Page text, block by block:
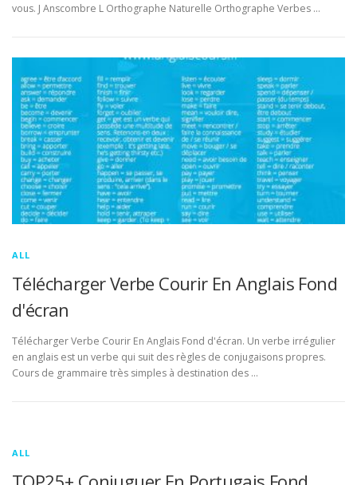
vous. J Anscombre L Orthographe Naturelle Orthographe Verbes …
ALL
Télécharger Verbe Courir En Anglais Fond
d'écran
Télécharger Verbe Courir En Anglais Fond d'écran. Un verbe irrégulier
en anglais est un verbe qui suit des règles de conjugaisons propres.
Cours de grammaire très simples à destination des …
ALL